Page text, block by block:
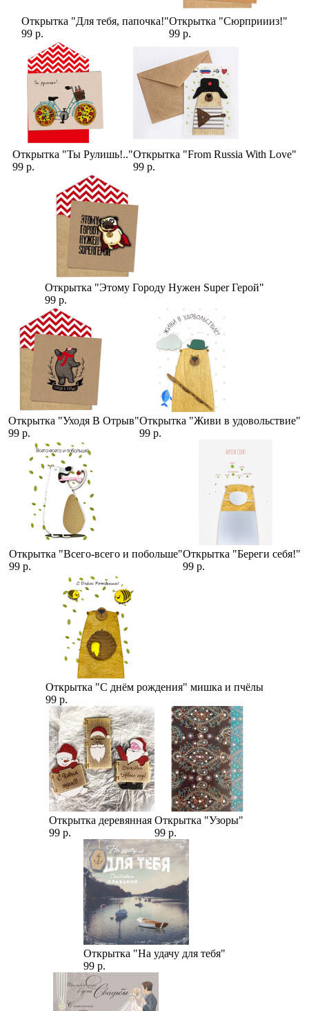
Открытка "Для тебя, папочка!"
99 р.
Открытка "Сюрприииз!"
99 р.
Открытка "Ты Рулишь!.."
99 р.
Открытка "From Russia With Love"
99 р.
Открытка "Этому Городу Нужен Super Герой"
99 р.
Открытка "Уходя В Отрыв"
99 р.
Открытка "Живи в удовольствие"
99 р.
Открытка "Всего-всего и побольше"
99 р.
Открытка "Береги себя!"
99 р.
Открытка "С днём рождения" мишка и пчёлы
99 р.
Открытка деревянная
99 р.
Открытка "Узоры"
99 р.
Открытка "На удачу для тебя"
99 р.